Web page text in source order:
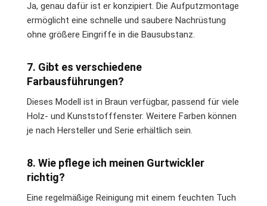
Ja, genau dafür ist er konzipiert. Die Aufputzmontage
ermöglicht eine schnelle und saubere Nachrüstung
ohne größere Eingriffe in die Bausubstanz.
7. Gibt es verschiedene
Farbausführungen?
Dieses Modell ist in Braun verfügbar, passend für viele
Holz- und Kunststofffenster. Weitere Farben können
je nach Hersteller und Serie erhältlich sein.
8. Wie pflege ich meinen Gurtwickler
richtig?
Eine regelmäßige Reinigung mit einem feuchten Tuch